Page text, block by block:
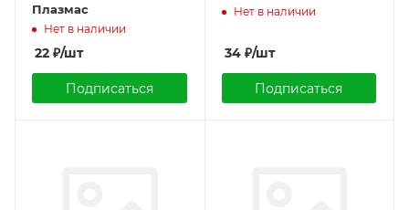
Плазмас
Нет в наличии
22 ₽/шт
Подписаться
Нет в наличии
34₽/шт
Подписаться